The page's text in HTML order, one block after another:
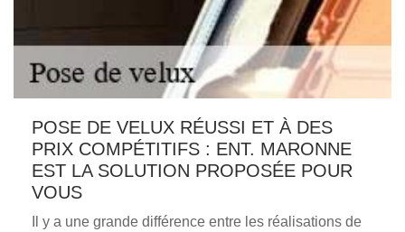
POSE DE VELUX RÉUSSI ET À DES
PRIX COMPÉTITIFS : ENT. MARONNE
EST LA SOLUTION PROPOSÉE POUR
VOUS
Il y a une grande différence entre les réalisations de